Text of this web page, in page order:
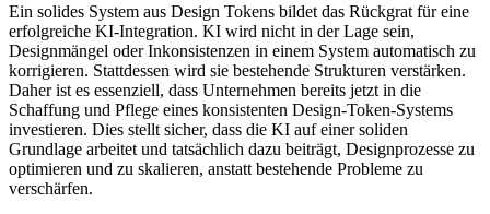
Ein solides System aus Design Tokens bildet das Rückgrat für eine
erfolgreiche KI-Integration. KI wird nicht in der Lage sein,
Designmängel oder Inkonsistenzen in einem System automatisch zu
korrigieren. Stattdessen wird sie bestehende Strukturen verstärken.
Daher ist es essenziell, dass Unternehmen bereits jetzt in die
Schaffung und Pflege eines konsistenten Design-Token-Systems
investieren. Dies stellt sicher, dass die KI auf einer soliden
Grundlage arbeitet und tatsächlich dazu beiträgt, Designprozesse zu
optimieren und zu skalieren, anstatt bestehende Probleme zu
verschärfen.